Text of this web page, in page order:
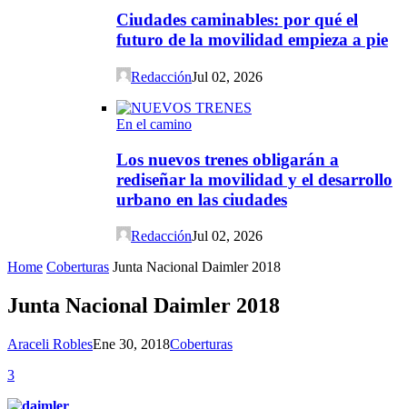
Ciudades caminables: por qué el
futuro de la movilidad empieza a pie
RedacciónJul 02, 2026
En el camino
Los nuevos trenes obligarán a
rediseñar la movilidad y el desarrollo
urbano en las ciudades
RedacciónJul 02, 2026
Home Coberturas Junta Nacional Daimler 2018
Junta Nacional Daimler 2018
Araceli RoblesEne 30, 2018Coberturas
3